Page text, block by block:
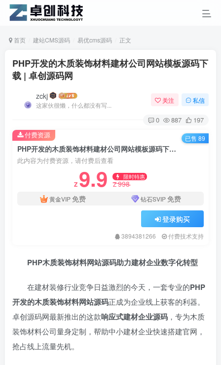
首页 建站CMS源码 易优cms源码 正文
PHP开发的木质装饰材料建材公司网站模板源码下
载 | 卓创源码网
zckj
这家伙很懒，什么都没有写...
关注 私信
0 887 197
PHP开发的木质装饰材料建材公司网站模板源码下载 | 卓创源码网
此内容为付费资源，请付费后查看
Z 9.9 限时特惠
Z998
黄金VIP免费 钻石SVIP免费
登录购买
3894381266 付费技术支持
付费资源 已售 89
PHP木质装饰材料网站源码助力建材企业数字化转型
在建材装修行业竞争日益激烈的今天，一套专业的PHP
开发的木质装饰材料网站源码正成为企业线上获客的利器。
卓创源码网最新推出的这款响应式建材企业源码 ，专为木质
装饰材料公司量身定制，帮助中小建材企业快速搭建官网，
抢占线上流量先机。